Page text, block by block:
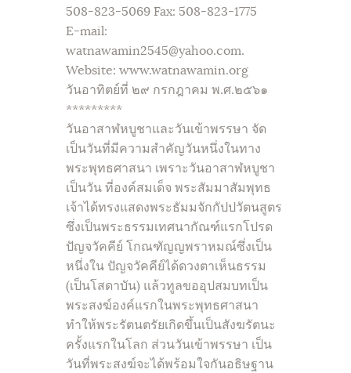
508-823-5069 Fax: 508-823-1775
E-mail:
watnawamin2545@yahoo.com.
Website: www.watnawamin.org
วันอาทิตย์ที่ ๒๙ กรกฎาคม พ.ศ.๒๕๖๑
*********
วันอาสาฬหบูชาและวันเข้าพรรษา จัด
เป็นวันที่มีความสำคัญวันหนึ่งในทาง
พระพุทธศาสนา เพราะวันอาสาฬหบูชา
เป็นวัน ที่องค์สมเด็จ พระสัมมาสัมพุทธ
เจ้าได้ทรงแสดงพระธัมมจักกัปปวัตนสูตร
ซึ่งเป็นพระธรรมเทศนากัณฑ์แรกโปรด
ปัญจวัคคีย์ โกณฑัญญพราหมณ์ซึ่งเป็น
หนึ่งใน ปัญจวัคคีย์ได้ดวงตาเห็นธรรม
(เป็นโสดาบัน) แล้วทูลขออุปสมบทเป็น
พระสงฆ์องค์แรกในพระพุทธศาสนา
ทำให้พระรัตนตรัยเกิดขึ้นเป็นสังฆรัตนะ
ครั้งแรกในโลก ส่วนวันเข้าพรรษา เป็น
วันที่พระสงฆ์จะได้พร้อมใจกันอธิษฐาน